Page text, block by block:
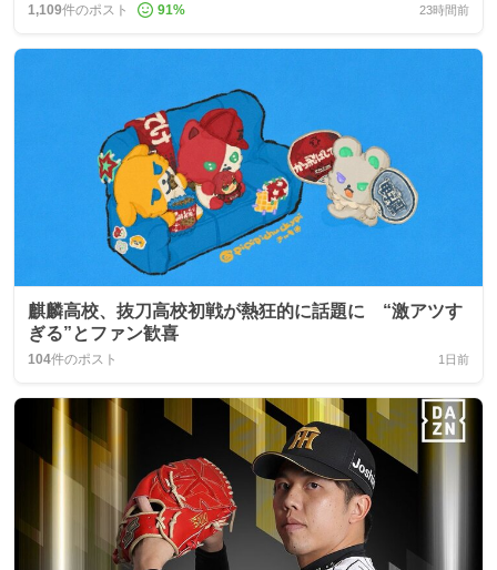
1,109件のポスト 91% 23時間前
麒麟高校、抜刀高校初戦が熱狂的に話題に “激アツす
ぎる”とファン歓喜
104件のポスト 1日前